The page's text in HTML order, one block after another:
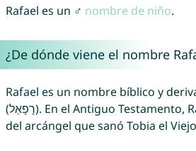
Rafael es un ♂ nombre de niño.
¿De dónde viene el nombre
Rafael es un nombre bíblico y
(רָפָאֵל). En el Antiguo Testamento, Rafael fue el nombre
del arcángel que sanó Tobia el